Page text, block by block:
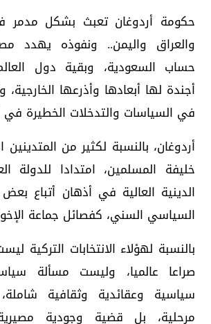
حكومة أردوغان تعبث بشكل مدمر
والعراق واليمن.. ونفوذه يهدد
حساب السعودية، وبقية دول
أجندة لها أبعادها وأذرعها الخارجية،
في السياسات والتدخلات الخطيرة في
أردوغان، بالنسبة لكثير من المتدينين
خليفة المسلمين، امتدادا للدولة
الدينية العالية في أذهان أتباع
السياسي السني، كفصائل جماعة
بالنسبة لهؤلاء الانتخابات التركية
صراعا عالميا، وليست مسألة
سياسية وعقائدية وثقافية
مرحلية، بل قضية وجودية